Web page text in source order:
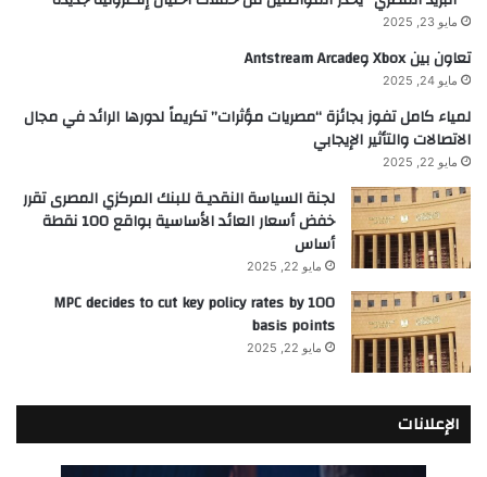
مايو 23, 2025
تعاون بين Xbox وAntstream Arcade
مايو 24, 2025
لمياء كامل تفوز بجائزة “مصريات مؤثرات” تكريماً لدورها الرائد في مجال
الاتصالات والتأثير الإيجابي
مايو 22, 2025
لجنة السياسة النقديـة للبنك المركزي المصرى تقرر
خفض أسعار العائد الأساسية بواقع 100 نقطة
أساس
مايو 22, 2025
MPC decides to cut key policy rates by 100
basis points
مايو 22, 2025
الإعلانات